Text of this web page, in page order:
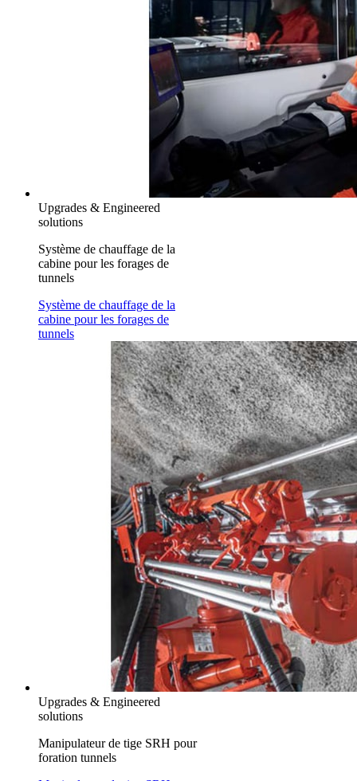
Upgrades & Engineered
solutions
Système de chauffage de la
cabine pour les forages de
tunnels
Système de chauffage de la
cabine pour les forages de
tunnels
Upgrades & Engineered
solutions
Manipulateur de tige SRH pour
foration tunnels